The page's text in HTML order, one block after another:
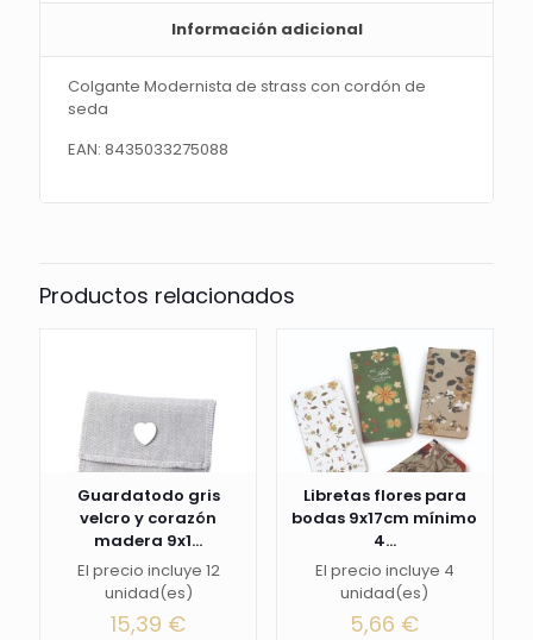
Información adicional
Colgante Modernista de strass con cordón de
seda
EAN: 8435033275088
Productos relacionados
Guardatodo gris
velcro y corazón
madera 9x1...
El precio incluye 12
unidad(es)
15,39 €
Libretas flores para
bodas 9x17cm mínimo
4...
El precio incluye 4
unidad(es)
5,66 €